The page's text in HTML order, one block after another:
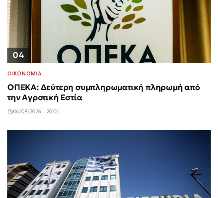
04
ΟΙΚΟΝΟΜΙΑ
ΟΠΕΚΑ: Δεύτερη συμπληρωματική πληρωμή από
την Αγροτική Εστία
06/08/2026 - 20:01